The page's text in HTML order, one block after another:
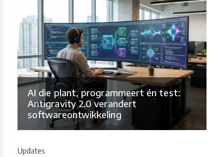
AI die plant, programmeert én test:
Antigravity 2.0 verandert
softwareontwikkeling
Updates